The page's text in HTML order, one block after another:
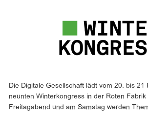
Die Digitale Gesellschaft lädt vom 20. bis 21
neunten Winterkongress in der Roten Fabrik
Freitagabend und am Samstag werden